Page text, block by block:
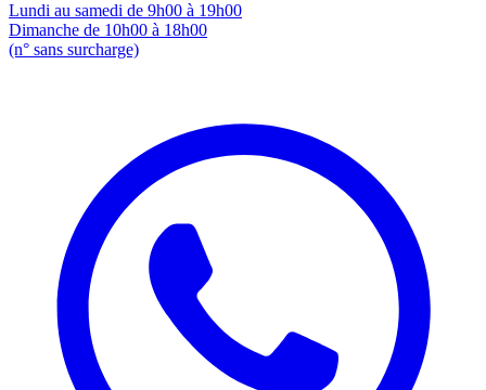
Lundi au samedi de 9h00 à 19h00
Dimanche de 10h00 à 18h00
(n° sans surcharge)